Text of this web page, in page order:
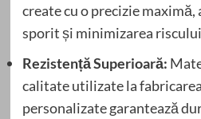
create cu o precizie
sporit și minimizarea
Rezistență Superioară:
calitate utilizate la
personalizate garantează